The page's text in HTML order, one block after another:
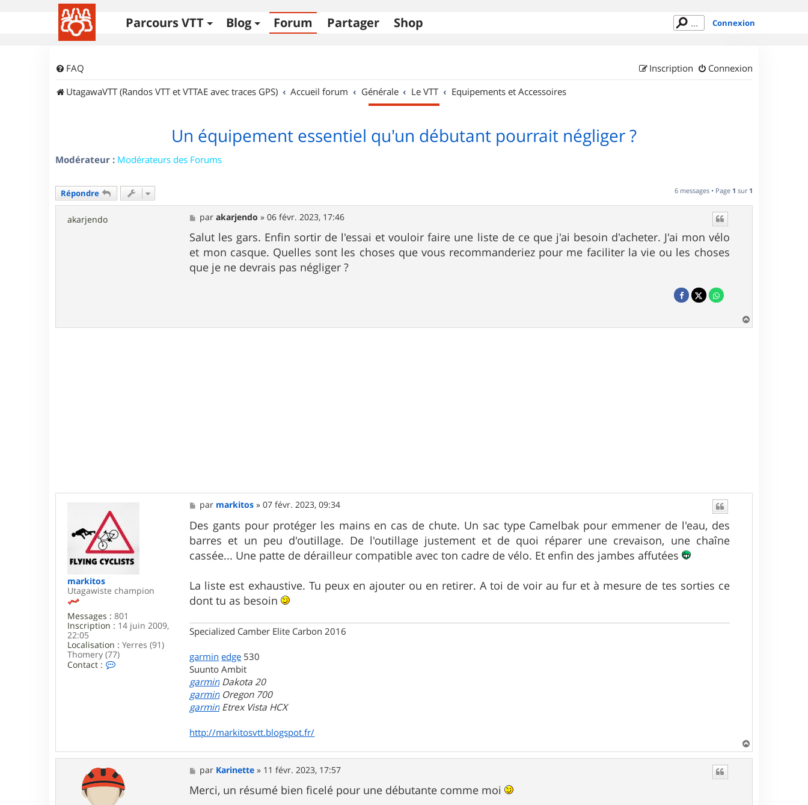
Parcours VTT Blog Forum Partager Shop Connexion
FAQ Connexion
Inscription
UtagawaVTT (Randos VTT et VTTAE avec traces GPS)
Accueil forum Générale Le VTT Equipements et Accessoires
Un équipement essentiel qu'un débutant pourrait négliger ?
Modérateur : Modérateurs des Forums
Répondre 6 messages • Page 1 sur 1
akarjendo
M
e
s
s
a
g
e
parakarjendo »06 févr. 2023, 17:46
Salut les gars. Enfin sortir de l'essai et vouloir faire une liste de ce que j'ai besoin d'acheter. J'ai mon vélo
et mon casque. Quelles sont les choses que vous recommanderiez pour me faciliter la vie ou les choses
que je ne devrais pas négliger ?
a
markitos
Utagawiste champion
Messages : 801
Inscription : 14 juin 2009,
22:05
Localisation : Yerres (91)
Thomery (77)
Contact :
m
a
k
i
t
M
e
s
s
a
g
e
par markitos »07 févr. 2023, 09:34
Des gants pour protéger les mains en cas de chute. Un sac type Camelbak pour emmener de l'eau, des
barres et un peu d'outillage. De l'outillage justement et de quoi réparer une crevaison, une chaîne
cassée... Une patte de dérailleur compatible avec ton cadre de vélo. Et enfin des jambes affutées
La liste est exhaustive. Tu peux en ajouter ou en retirer. A toi de voir au fur et à mesure de tes sorties ce
dont tu as besoin
Specialized Camber Elite Carbon 2016
garmin edge 530
Suunto Ambit
garmin Dakota 20
garmin Oregon 700
garmin Etrex Vista HCX
http://markitosvtt.blogspot.fr/
a
M
e
s
s
par Karinette » 11 févr. 2023, 17:57
Merci, un résumé bien ficelé pour une débutante comme moi